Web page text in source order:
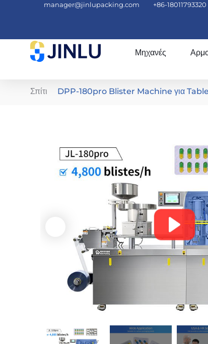
manager@jinlupacking.com +86-18011793320
Μηχανές
Σπίτι DPP-180pro Blister Machine για